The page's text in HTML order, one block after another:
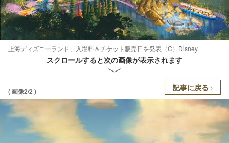
上海ディズニーランド、入場料＆チケット販売日を発表（C）Disney
スクロールすると次の画像が表示されます
( 画像2/2 ) 記事に戻る